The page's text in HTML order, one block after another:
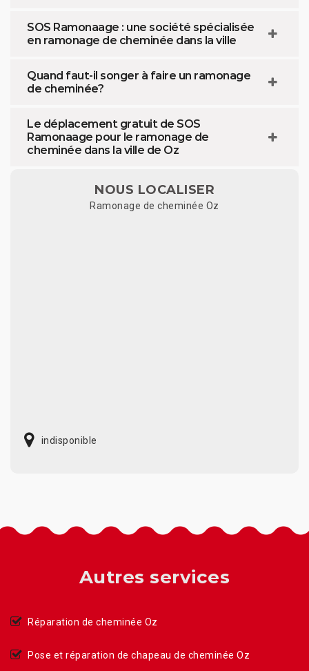
SOS Ramonaage : une société spécialisée
en ramonage de cheminée dans la ville
Quand faut-il songer à faire un ramonage
de cheminée?
Le déplacement gratuit de SOS
Ramonaage pour le ramonage de
cheminée dans la ville de Oz
NOUS LOCALISER
Ramonage de cheminée Oz
indisponible
Autres services
Réparation de cheminée Oz
Pose et réparation de chapeau de cheminée Oz